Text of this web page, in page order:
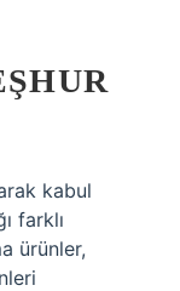
kabul
farklı
ürünler,